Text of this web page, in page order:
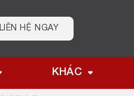
LIÊN HỆ NGAY
KHÁC